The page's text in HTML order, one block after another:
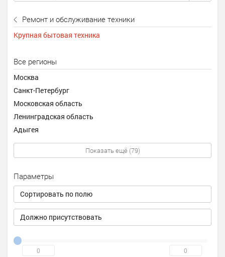
Ремонт и обслуживание техники
Крупная бытовая техника
Все регионы
Москва
Санкт-Петербург
Московская область
Ленинградская область
Адыгея
Показать ещё (79)
Параметры
Сортировать по полю
Должно присутствовать